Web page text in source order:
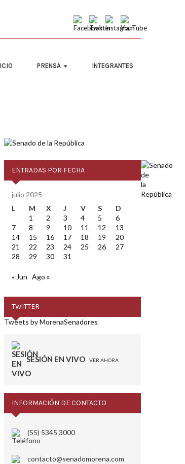
PRENSA INTEGRANTES
ENTRADAS POR FECHA
julio 2025
L
M X J V S
D
1
2 3 4 5
6
7
8 9 10 11 12
13
14
15 16 17 18 19
20
21
22 23 24 25 26
27
28
29 30 31
« Jun Ago »
TWITTER
Tweets by MorenaSenadores
SESIÓN EN VIVO VER AHORA
INFORMACIÓN DE CONTACTO
(55) 5345 3000
contacto@senadomorena.com